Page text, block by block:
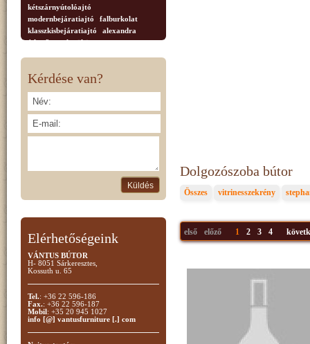
kétszárnyútolóajtó
modernbejáratiajtó
falburkolat
klasszkisbejáratiajtó
alexandra
étkezőasztal
tükör
díszoszlop
anastasia.nappali
négyajtós
Kérdése van?
Elérhetőségeink
VÁNTUS BÚTOR
H- 8051 Sárkeresztes,
Kossuth u. 65
Tel.: +36 22 596-186
Fax.: +36 22 596-187
Mobil: +35 20 945 1027
info [@] vantusfurniture [.] com
Dolgozószoba bútor
Összes vitrinesszekrény
első előző 1 2 3 4